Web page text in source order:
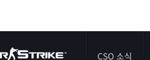
CSO 소식